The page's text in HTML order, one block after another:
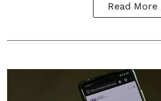
Read More